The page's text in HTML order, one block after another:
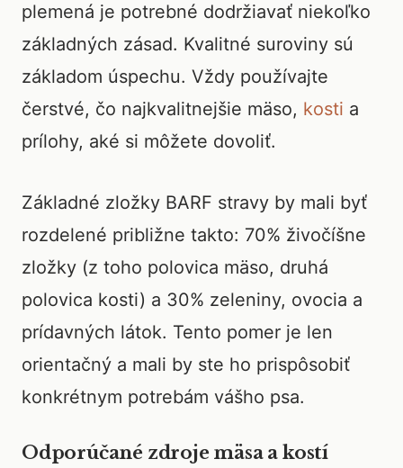
plemená je potrebné dodržiavať niekoľko
základných zásad. Kvalitné suroviny sú
základom úspechu. Vždy používajte
čerstvé, čo najkvalitnejšie mäso, kosti a
prílohy, aké si môžete dovoliť.
Základné zložky BARF stravy by mali byť
rozdelené približne takto: 70% živočíšne
zložky (z toho polovica mäso, druhá
polovica kosti) a 30% zeleniny, ovocia a
prídavných látok. Tento pomer je len
orientačný a mali by ste ho prispôsobiť
konkrétnym potrebám vášho psa.
Odporúčané zdroje mäsa a kostí